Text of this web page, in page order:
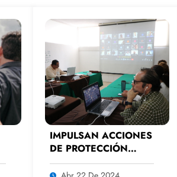
IMPULSAN ACCIONES
DE PROTECCIÓN
MEDIOAMBIENTAL